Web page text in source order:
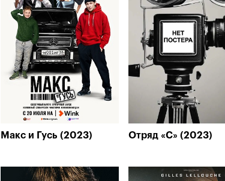
Макс и Гусь (2023) Отряд «С» (2023)